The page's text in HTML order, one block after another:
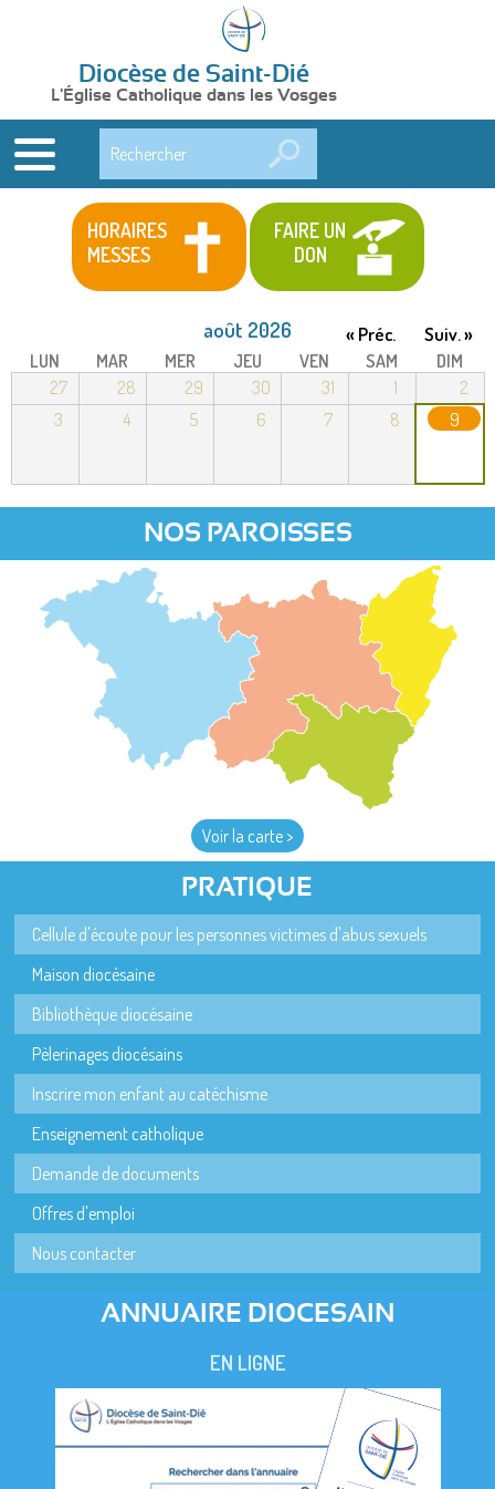
Diocèse de Saint-Dié
L'Église Catholique dans les Vosges
HORAIRES
MESSES
FAIRE UN
DON
août 2026 « Préc. Suiv. »
LUN MAR MER JEU VEN SAM
DIM
27
28 29 30 31 1
2
3
4 5 6 7 8 9
NOS PAROISSES
Voir la carte >
PRATIQUE
Cellule d'écoute pour les personnes victimes d'abus sexuels
Maison diocésaine
Bibliothèque diocésaine
Pèlerinages diocésains
Inscrire mon enfant au catéchisme
Enseignement catholique
Demande de documents
Offres d'emploi
Nous contacter
ANNUAIRE DIOCESAIN
EN LIGNE